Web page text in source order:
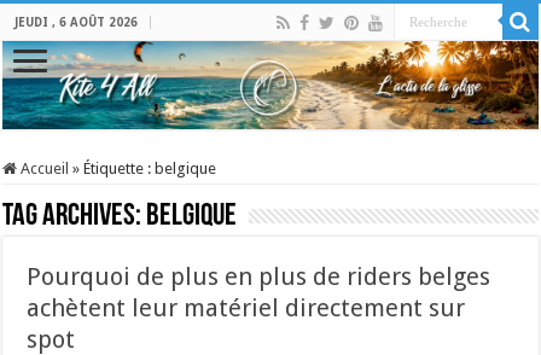
JEUDI , 6 AOÛT 2026
Accueil » Étiquette : belgique
Tag Archives: belgique
Pourquoi de plus en plus de riders belges
achètent leur matériel directement sur
spot